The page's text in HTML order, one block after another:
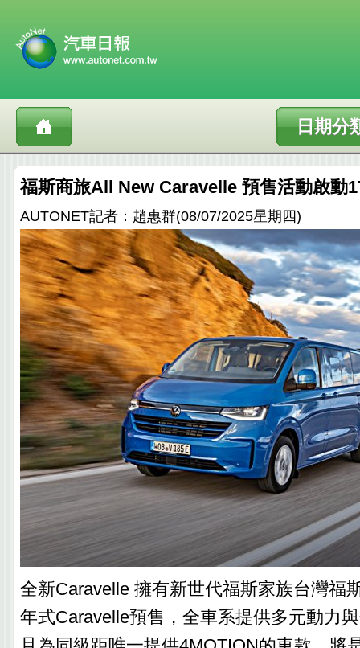
日期分
福斯商旅All New Caravelle 預售活動啟動
AUTONET記者：趙惠群(08/07/2025星期四)
全新Caravelle 擁有新世代福斯家族台灣福
年式Caravelle預售，全車系提供多元動力